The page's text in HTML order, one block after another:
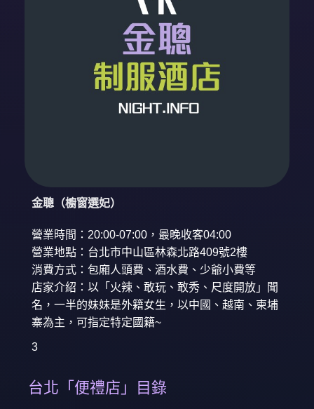
金聰（櫥窗選妃）
營業時間：20:00-07:00，最晚收客04:00
營業地點：台北市中山區林森北路409號2樓
消費方式：包廂人頭費、酒水費、少爺小費等
店家介紹：以「火辣、敢玩、敢秀、尺度開放」聞
名，一半的妹妹是外籍女生，以中國、越南、柬埔
寨為主，可指定特定國籍~
3
台北「便禮店」目錄